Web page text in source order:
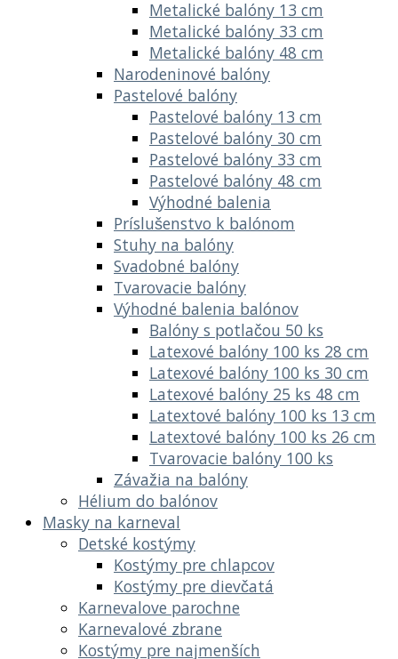
Metalické balóny 13 cm
Metalické balóny 33 cm
Metalické balóny 48 cm
Narodeninové balóny
Pastelové balóny
Pastelové balóny 13 cm
Pastelové balóny 30 cm
Pastelové balóny 33 cm
Pastelové balóny 48 cm
Výhodné balenia
Príslušenstvo k balónom
Stuhy na balóny
Svadobné balóny
Tvarovacie balóny
Výhodné balenia balónov
Balóny s potlačou 50 ks
Latexové balóny 100 ks 28 cm
Latexové balóny 100 ks 30 cm
Latexové balóny 25 ks 48 cm
Latextové balóny 100 ks 13 cm
Latextové balóny 100 ks 26 cm
Tvarovacie balóny 100 ks
Závažia na balóny
Hélium do balónov
Masky na karneval
Detské kostýmy
Kostýmy pre chlapcov
Kostýmy pre dievčatá
Karnevalove parochne
Karnevalové zbrane
Kostýmy pre najmenších